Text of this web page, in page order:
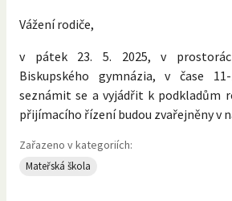
Vážení rodiče,
v pátek 23. 5. 2025, v
Biskupského gymnázia, v čase
seznámit se a vyjádřit k podkladům
přijímacího řízení budou zvařejněny v
Zařazeno v kategoriích:
Mateřská škola